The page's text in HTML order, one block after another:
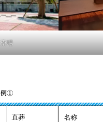
斎場
例①
直葬 名称